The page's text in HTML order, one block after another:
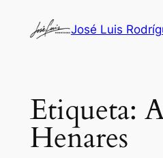
José Luis
Etiqueta:
Henares